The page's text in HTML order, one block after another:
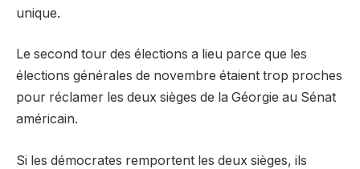
unique.
Le second tour des élections a lieu parce que les
élections générales de novembre étaient trop proches
pour réclamer les deux sièges de la Géorgie au Sénat
américain.
Si les démocrates remportent les deux sièges, ils